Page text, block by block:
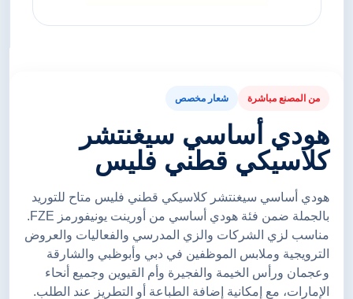
من المصنع مباشرة شعار مخصص
هودي أساسي سيغنتشر
كلاسيكي قطني فليس
هودي أساسي سيغنتشر كلاسيكي قطني فليس متاح للتوريد
بالجملة ضمن فئة هودي أساسي من أورينت يونيفورمز FZE.
مناسب لزي الشركات والزي المدرسي والفعاليات والعروض
الترويجية وملابس الموظفين في دبي وأبوظبي والشارقة
وعجمان ورأس الخيمة والفجيرة وأم القيوين وجميع أنحاء
الإمارات، مع إمكانية إضافة الطباعة أو التطريز عند الطلب.